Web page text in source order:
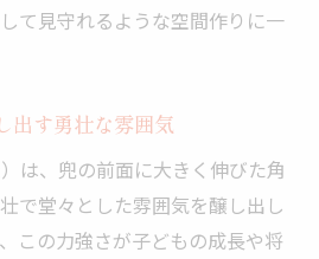
て見守れるような空間作りに一
出す勇壮な雰囲気
は、兜の前面に大きく伸びた角
で堂々とした雰囲気を醸し出し
この力強さが子どもの成長や将